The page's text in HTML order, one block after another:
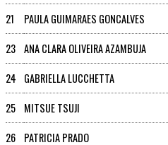
21
PAULA GUIMARAES GONCALVES
23 ANA CLARA OLIVEIRA AZAMBUJA
24
GABRIELLA LUCCHETTA
25
MITSUE TSUJI
26
PATRICIA PRADO